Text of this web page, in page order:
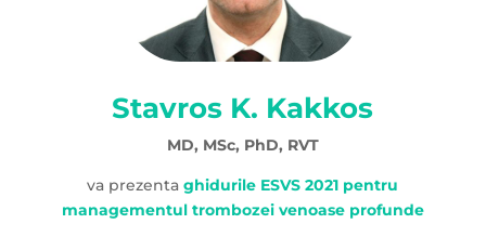
Stavros K. Kakkos
MD, MSc, PhD, RVT
va prezentaghidurile ESVS 2021 pentru
managementul trombozei venoase profunde